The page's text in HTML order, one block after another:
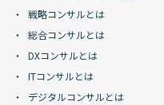
戦略コンサルとは
総合コンサルとは
DXコンサルとは
ITコンサルとは
デジタルコンサルとは